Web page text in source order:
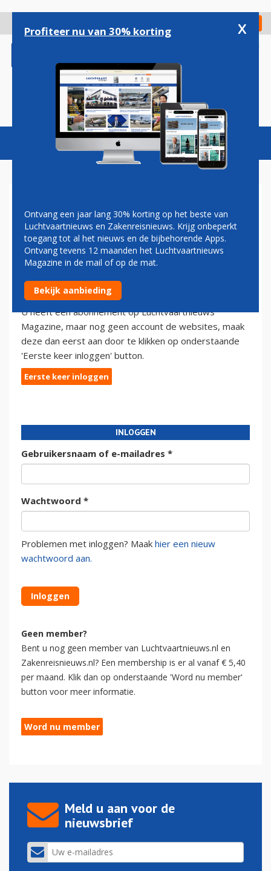
gaan
Check in
TABS
Inloggen(actieve
tabblad)
Wachtwoord vergeten?
GEBRUIKERSACCOUNT
nog geen inlogaccount voor de website?
U heeft een abonnement op Luchtvaartnieuws
Magazine, maar nog geen account de websites, maak
deze dan eerst aan door te klikken op onderstaande
'Eerste keer inloggen' button.
Eerste keer inloggen
INLOGGEN
Gebruikersnaam of e-mailadres *
Wachtwoord *
Problemen met inloggen? Maak hier een nieuw
wachtwoord aan.
Inloggen
Geen member?
Bent u nog geen member van Luchtvaartnieuws.nl en
Zakenreisnieuws.nl? Een membership is er al vanaf € 5,40
per maand. Klik dan op onderstaande 'Word nu member'
button voor meer informatie.
Word nu member
Meld u aan voor de
nieuwsbrief
Profiteer nu van 30% korting x
Ontvang een jaar lang 30% korting op het beste van
Luchtvaartnieuws en Zakenreisnieuws. Krijg onbeperkt
toegang tot al het nieuws en de bijbehorende Apps.
Ontvang tevens 12 maanden het Luchtvaartnieuws
Magazine in de mail of op de mat.
Bekijk aanbieding